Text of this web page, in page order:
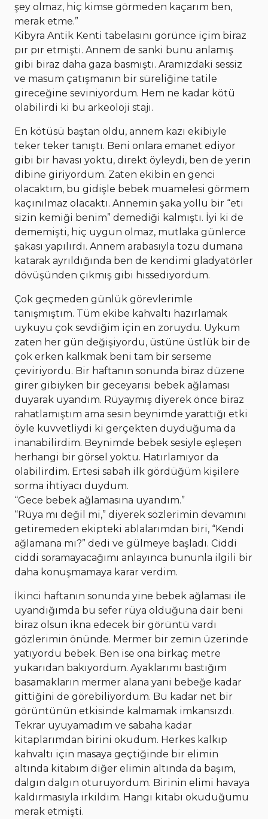
şey olmaz, hiç kimse görmeden kaçarım ben,
merak etme.”
Kibyra Antik Kenti tabelasını görünce içim biraz
pır pır etmişti. Annem de sanki bunu anlamış
gibi biraz daha gaza basmıştı. Aramızdaki sessiz
ve masum çatışmanın bir süreliğine tatile
gireceğine seviniyordum. Hem ne kadar kötü
olabilirdi ki bu arkeoloji stajı.
En kötüsü baştan oldu, annem kazı ekibiyle
teker teker tanıştı. Beni onlara emanet ediyor
gibi bir havası yoktu, direkt öyleydi, ben de yerin
dibine giriyordum. Zaten ekibin en genci
olacaktım, bu gidişle bebek muamelesi görmem
kaçınılmaz olacaktı. Annemin şaka yollu bir “eti
sizin kemiği benim” demediği kalmıştı. İyi ki de
dememişti, hiç uygun olmaz, mutlaka günlerce
şakası yapılırdı. Annem arabasıyla tozu dumana
katarak ayrıldığında ben de kendimi gladyatörler
dövüşünden çıkmış gibi hissediyordum.
Çok geçmeden günlük görevlerimle
tanışmıştım. Tüm ekibe kahvaltı hazırlamak
uykuyu çok sevdiğim için en zoruydu. Uykum
zaten her gün değişiyordu, üstüne üstlük bir de
çok erken kalkmak beni tam bir serseme
çeviriyordu. Bir haftanın sonunda biraz düzene
girer gibiyken bir geceyarısı bebek ağlaması
duyarak uyandım. Rüyaymış diyerek önce biraz
rahatlamıştım ama sesin beynimde yarattığı etki
öyle kuvvetliydi ki gerçekten duyduğuma da
inanabilirdim. Beynimde bebek sesiyle eşleşen
herhangi bir görsel yoktu. Hatırlamıyor da
olabilirdim. Ertesi sabah ilk gördüğüm kişilere
sorma ihtiyacı duydum.
“Gece bebek ağlamasına uyandım.”
“Rüya mı değil mi,” diyerek sözlerimin devamını
getiremeden ekipteki ablalarımdan biri, “Kendi
ağlamana mı?” dedi ve gülmeye başladı. Ciddi
ciddi soramayacağımı anlayınca bununla ilgili bir
daha konuşmamaya karar verdim.
İkinci haftanın sonunda yine bebek ağlaması ile
uyandığımda bu sefer rüya olduğuna dair beni
biraz olsun ikna edecek bir görüntü vardı
gözlerimin önünde. Mermer bir zemin üzerinde
yatıyordu bebek. Ben ise ona birkaç metre
yukarıdan bakıyordum. Ayaklarımı bastığım
basamakların mermer alana yani bebeğe kadar
gittiğini de görebiliyordum. Bu kadar net bir
görüntünün etkisinde kalmamak imkansızdı.
Tekrar uyuyamadım ve sabaha kadar
kitaplarımdan birini okudum. Herkes kalkıp
kahvaltı için masaya geçtiğinde bir elimin
altında kitabım diğer elimin altında da başım,
dalgın dalgın oturuyordum. Birinin elimi havaya
kaldırmasıyla irkildim. Hangi kitabı okuduğumu
merak etmişti.